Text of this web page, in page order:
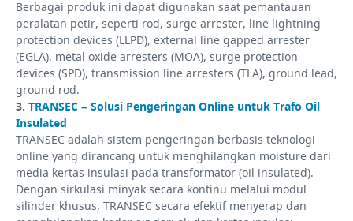
Berbagai produk ini dapat digunakan saat pemantauan
peralatan petir, seperti rod, surge arrester, line lightning
protection devices (LLPD), external line gapped arrester
(EGLA), metal oxide arresters (MOA), surge protection
devices (SPD), transmission line arresters (TLA), ground lead,
ground rod.
3. TRANSEC – Solusi Pengeringan Online untuk Trafo Oil
Insulated
TRANSEC adalah sistem pengeringan berbasis teknologi
online yang dirancang untuk menghilangkan moisture dari
media kertas insulasi pada transformator (oil insulated).
Dengan sirkulasi minyak secara kontinu melalui modul
silinder khusus, TRANSEC secara efektif menyerap dan